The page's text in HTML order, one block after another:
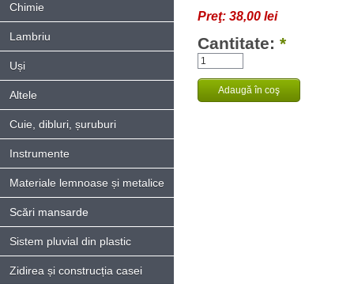
Chimie
Lambriu
Uși
Altele
Cuie, dibluri, șuruburi
Instrumente
Materiale lemnoase și metalice
Scări mansarde
Sistem pluvial din plastic
Zidirea și construcția casei
Preţ: 38,00 lei
Cantitate: *